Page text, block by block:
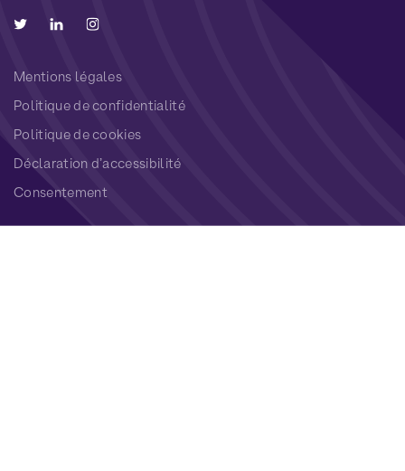
Mentions légales
Politique de confidentialité
Politique de cookies
Déclaration d’accessibilité
Consentement